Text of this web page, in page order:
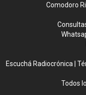
Comodoro
Escuchá Radiocrónica
Todos